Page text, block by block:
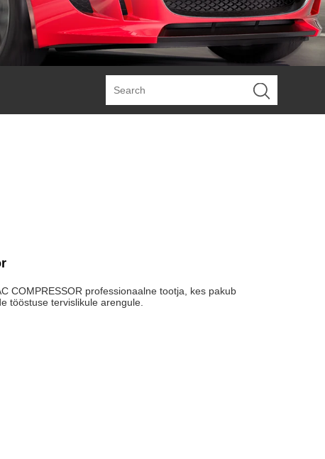
COMPRESSOR professionaalne tootja, kes pakub
tööstuse tervislikule arengule.